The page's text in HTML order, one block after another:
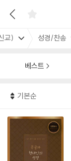
교) 성경/찬송
베스트
기본순